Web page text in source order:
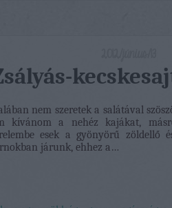
nem szeretek a salátával
kívánom a nehéz kajákat,
esek a gyönyörű
járunk, ehhez a…